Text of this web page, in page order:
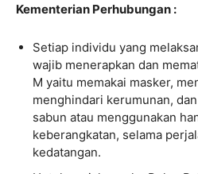
Kementerian Perhubungan :
Setiap individu yang
wajib menerapkan dan
M yaitu memakai masker,
menghindari kerumunan,
sabun atau menggunakan
keberangkatan, selama
kedatangan.